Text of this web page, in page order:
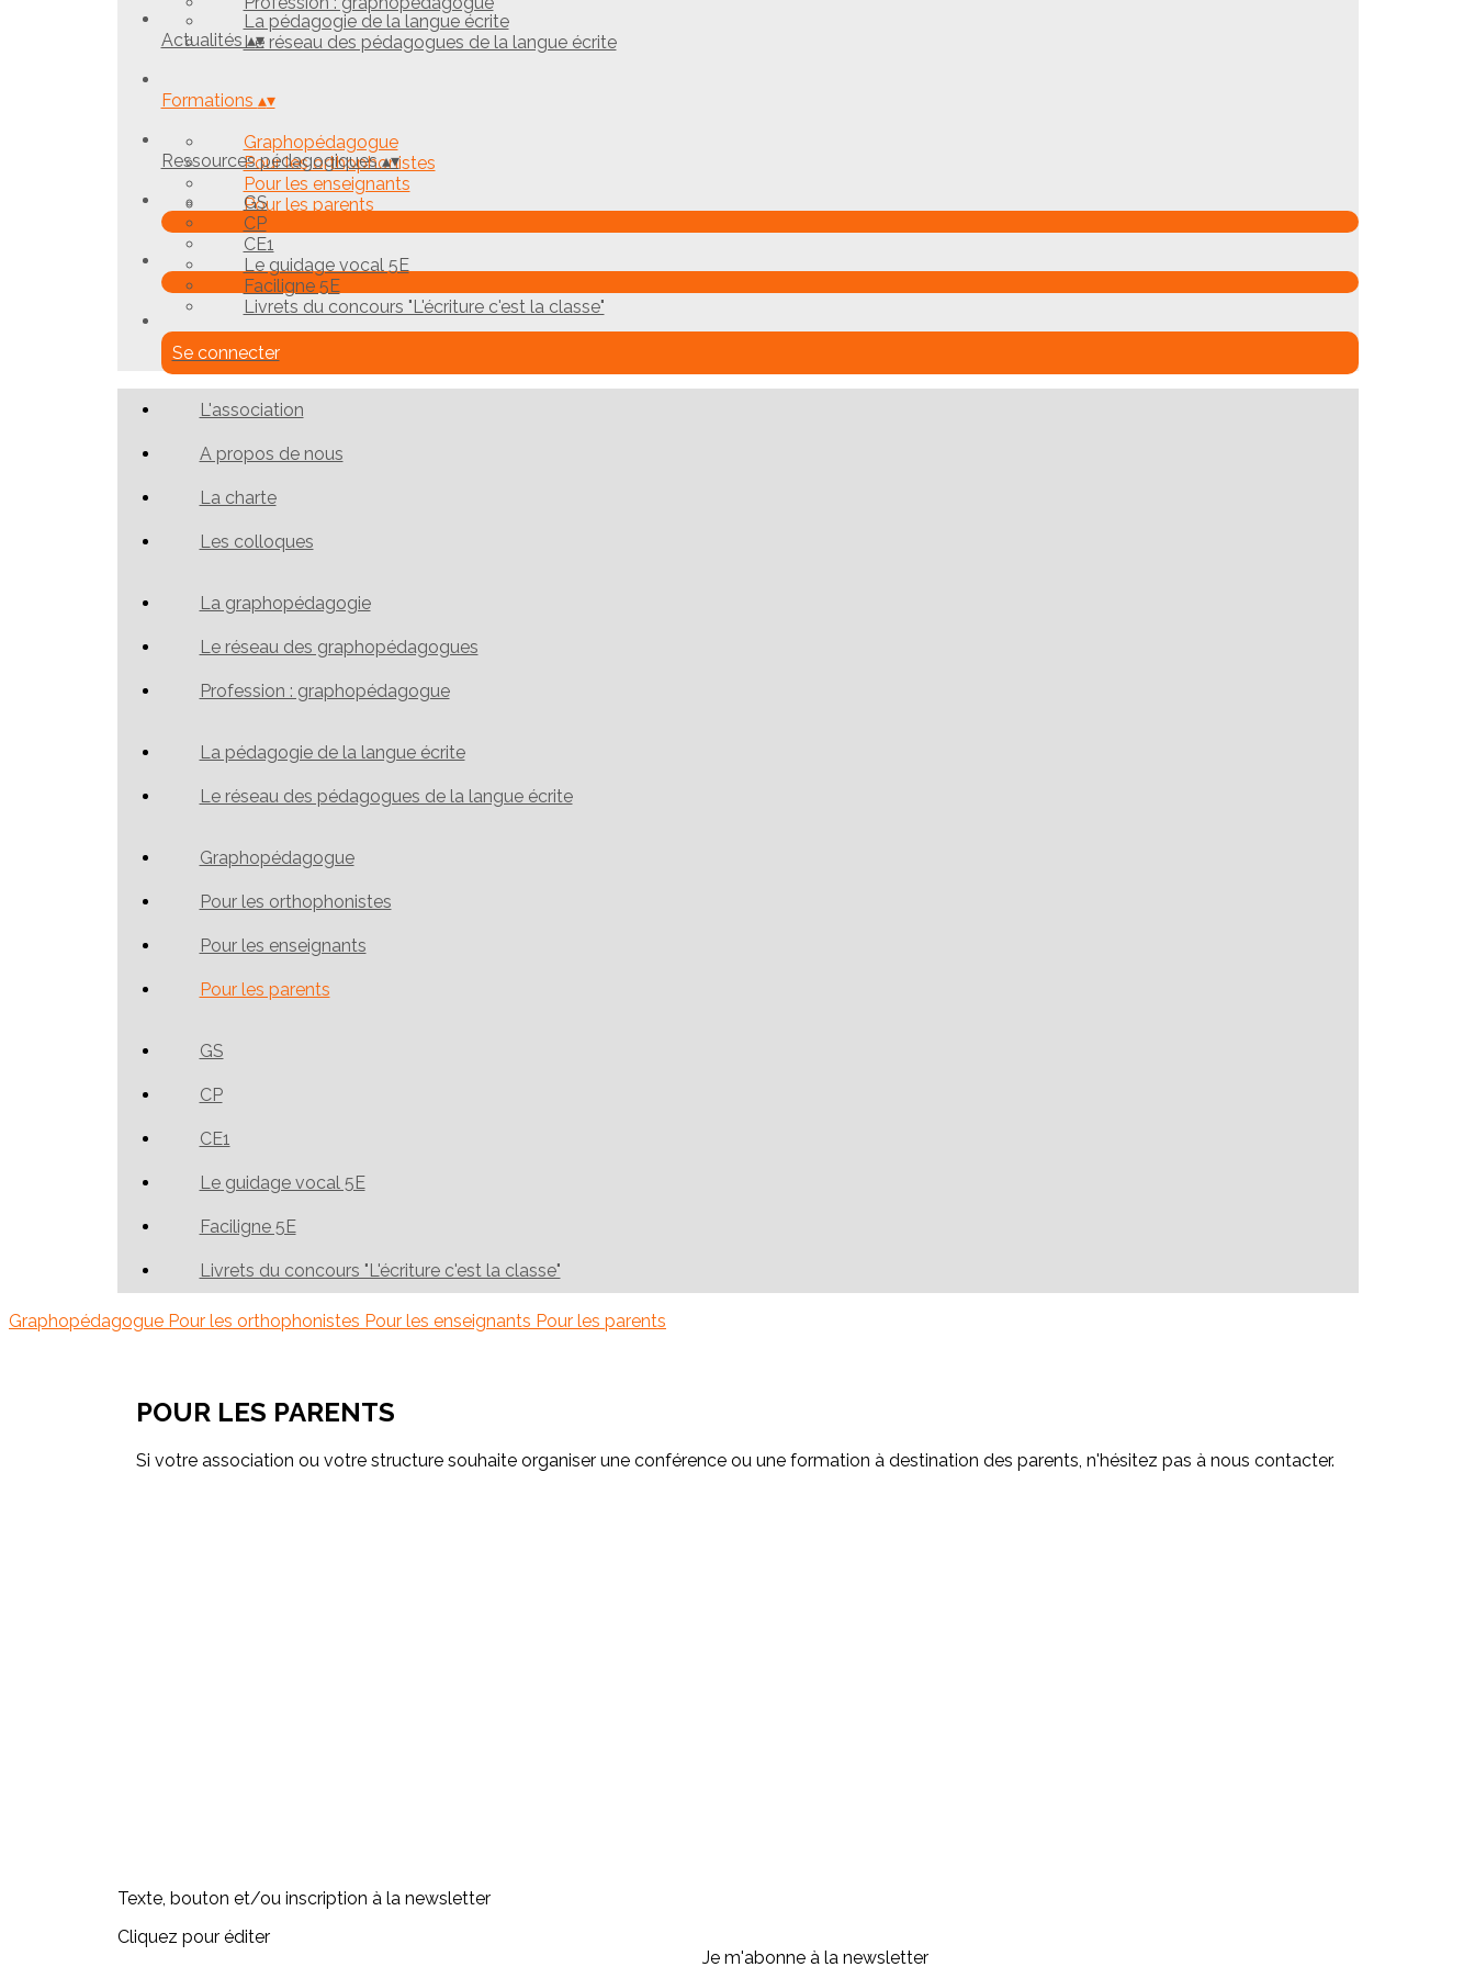
Texte, bouton et/ou inscription à la newsletter
Cliquez pour éditer
Je m'abonne à la newsletter
La pédagogie de la langue écrite
Le réseau des pédagogues de la langue écrite
Actualités▴▾
Formations ▴▾
Graphopédagogue
Pour les orthophonistes
Pour les enseignants
Pour les parents
Ressources pédagogiques▴▾
GS
CP
CE1
Le guidage vocal 5E
Faciligne 5E
Livrets du concours "L'écriture c'est la classe"
Se connecter
L'association
A propos de nous
La charte
Les colloques
La graphopédagogie
Le réseau des graphopédagogues
Profession : graphopédagogue
La pédagogie de la langue écrite
Le réseau des pédagogues de la langue écrite
Graphopédagogue
Pour les orthophonistes
Pour les enseignants
Pour les parents
GS
CP
CE1
Le guidage vocal 5E
Faciligne 5E
Livrets du concours "L'écriture c'est la classe"
Graphopédagogue Pour les orthophonistes Pour les enseignants Pour les parents
POUR LES PARENTS
Si votre association ou votre structure souhaite organiser une conférence ou une formation à destination des parents, n'hésitez pas à nous contacter.